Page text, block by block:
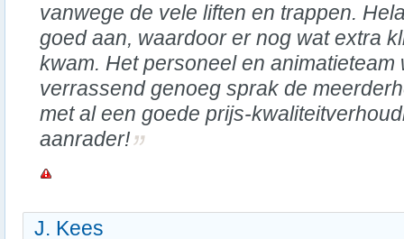
vanwege de vele liften en trappen.
goed aan, waardoor er nog wat extra
kwam. Het personeel en
verrassend genoeg sprak de
met al een goede prijs-
aanrader!
J. Kees